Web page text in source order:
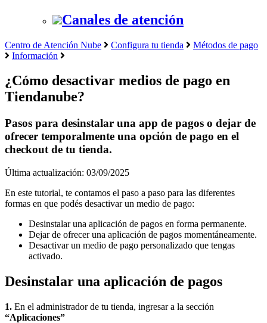
Canales de atención
Centro de Atención Nube Configura tu tienda
Métodos de pago
Información
¿Cómo desactivar medios de pago en
Tiendanube?
Pasos para desinstalar una app de pagos o dejar de
ofrecer temporalmente una opción de pago en el
checkout de tu tienda.
Última actualización: 03/09/2025
En este tutorial, te contamos el paso a paso para las diferentes
formas en que podés desactivar un medio de pago:
Desinstalar una aplicación de pagos en forma permanente.
Dejar de ofrecer una aplicación de pagos momentáneamente.
Desactivar un medio de pago personalizado que tengas
activado.
Desinstalar una aplicación de pagos
1. En el administrador de tu tienda, ingresar a la sección
“Aplicaciones”